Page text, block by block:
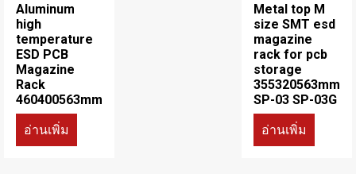
Aluminum
high
temperature
ESD PCB
Magazine
Rack
460400563mm
อ่านเพิ่ม
Metal top M
size SMT esd
magazine
rack for pcb
storage
355320563mm
SP-03 SP-03G
อ่านเพิ่ม